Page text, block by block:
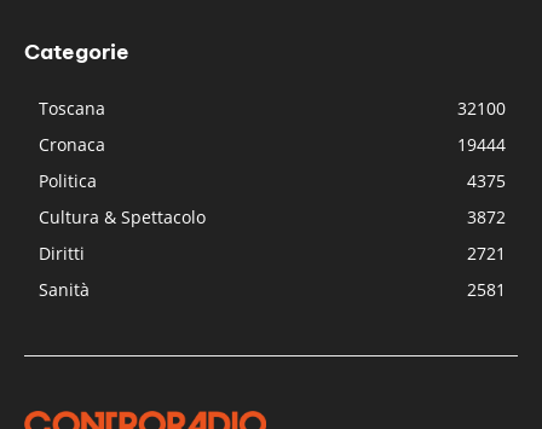
Categorie
Toscana
32100
Cronaca
19444
Politica
4375
Cultura & Spettacolo
3872
Diritti
2721
Sanità
2581